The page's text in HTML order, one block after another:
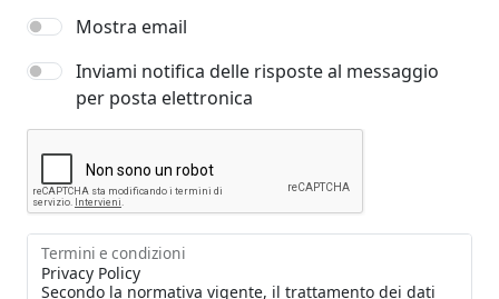
Mostra email
Inviami notifica delle risposte al messaggio
per posta elettronica
Termini e condizioni